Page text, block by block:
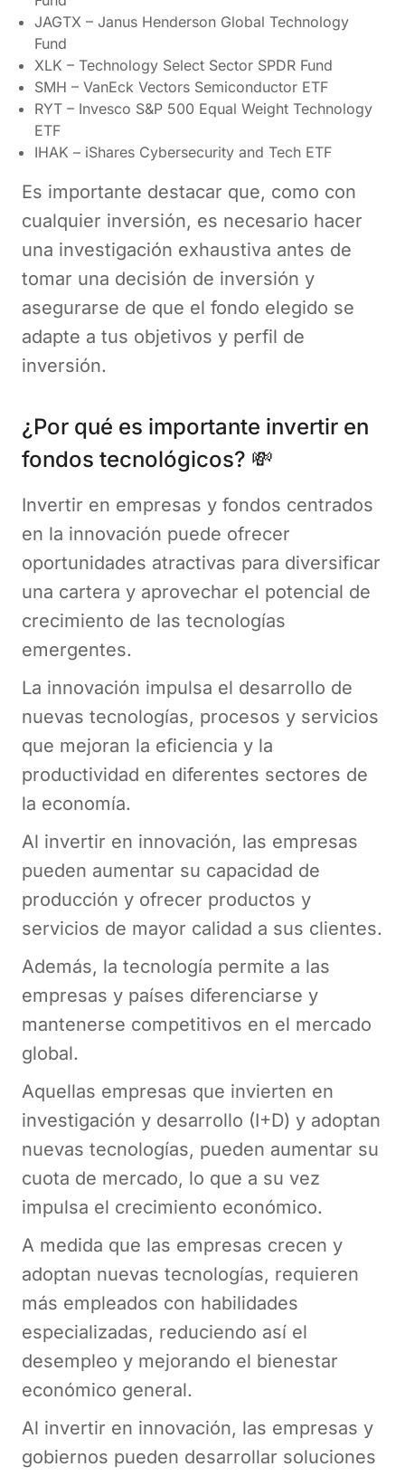
JAGTX – Janus Henderson Global Technology
Fund
XLK – Technology Select Sector SPDR Fund
SMH – VanEck Vectors Semiconductor ETF
RYT – Invesco S&P 500 Equal Weight Technology
ETF
IHAK – iShares Cybersecurity and Tech ETF
Es importante destacar que, como con
cualquier inversión, es necesario hacer
una investigación exhaustiva antes de
tomar una decisión de inversión y
asegurarse de que el fondo elegido se
adapte a tus objetivos y perfil de
inversión.
¿Por qué es importante invertir en
fondos tecnológicos? 💸
Invertir en empresas y fondos centrados
en la innovación puede ofrecer
oportunidades atractivas para diversificar
una cartera y aprovechar el potencial de
crecimiento de las tecnologías
emergentes.
La innovación impulsa el desarrollo de
nuevas tecnologías, procesos y servicios
que mejoran la eficiencia y la
productividad en diferentes sectores de
la economía.
Al invertir en innovación, las empresas
pueden aumentar su capacidad de
producción y ofrecer productos y
servicios de mayor calidad a sus clientes.
Además, la tecnología permite a las
empresas y países diferenciarse y
mantenerse competitivos en el mercado
global.
Aquellas empresas que invierten en
investigación y desarrollo (I+D) y adoptan
nuevas tecnologías, pueden aumentar su
cuota de mercado, lo que a su vez
impulsa el crecimiento económico.
A medida que las empresas crecen y
adoptan nuevas tecnologías, requieren
más empleados con habilidades
especializadas, reduciendo así el
desempleo y mejorando el bienestar
económico general.
Al invertir en innovación, las empresas y
gobiernos pueden desarrollar soluciones